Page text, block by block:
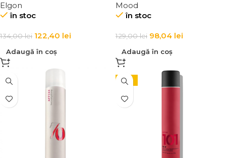
Hold Spray Wax
Elgon
în stoc
134,00lei 122,40 lei
Adaugă în coș
Mood
în stoc
129,00lei 98,04 lei
Adaugă în coș
-15%